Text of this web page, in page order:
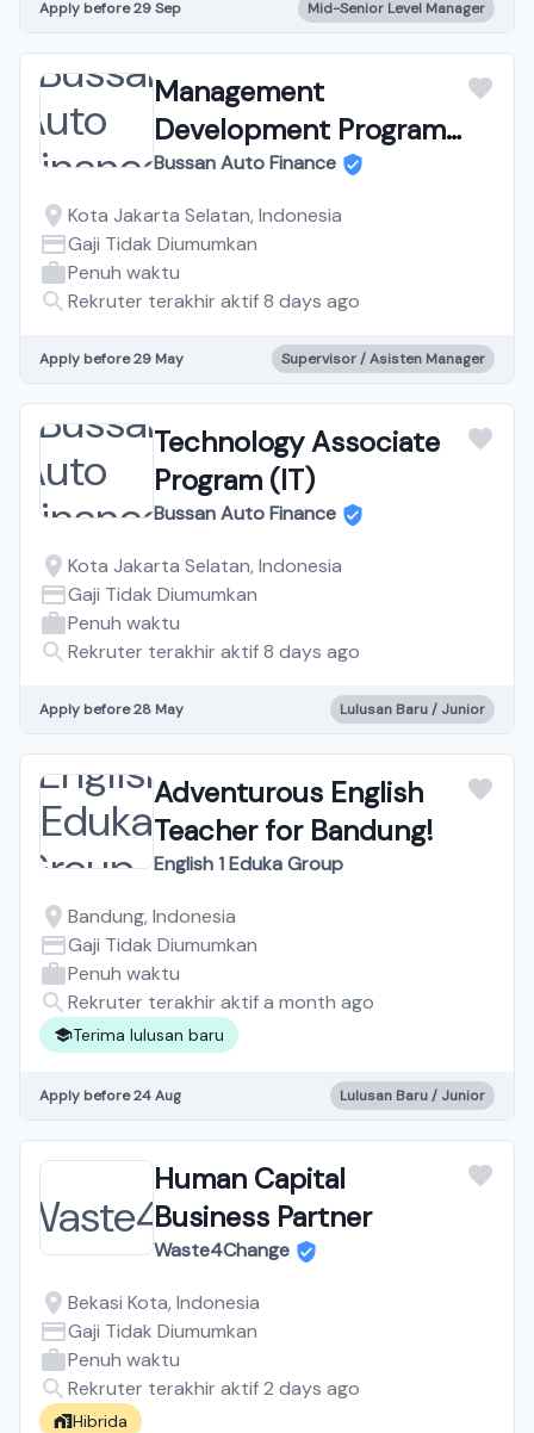
Apply before 29 Sep Mid-Senior Level Manager
Management
Development Program
(MDP)
Bussan Auto Finance
Kota Jakarta Selatan, Indonesia
Gaji Tidak Diumumkan
Penuh waktu
Rekruter terakhir aktif 8 days ago
Apply before 29 May Supervisor / Asisten Manager
Technology Associate
Program (IT)
Bussan Auto Finance
Kota Jakarta Selatan, Indonesia
Gaji Tidak Diumumkan
Penuh waktu
Rekruter terakhir aktif 8 days ago
Apply before 28 May Lulusan Baru / Junior
Adventurous English
Teacher for Bandung!
English 1 Eduka Group
Bandung, Indonesia
Gaji Tidak Diumumkan
Penuh waktu
Rekruter terakhir aktif a month ago
Terima lulusan baru
Apply before 24 Aug Lulusan Baru / Junior
Human Capital
Business Partner
Waste4Change
Bekasi Kota, Indonesia
Gaji Tidak Diumumkan
Penuh waktu
Rekruter terakhir aktif 2 days ago
Hibrida